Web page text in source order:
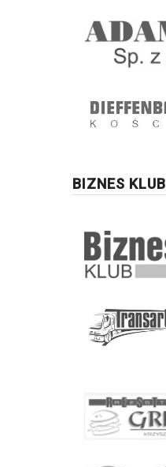
BIZNES KLUB